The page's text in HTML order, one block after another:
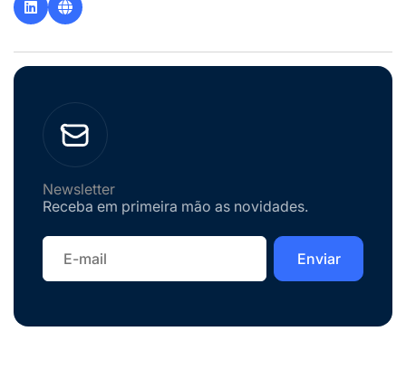
Newsletter
Receba em primeira mão as novidades.